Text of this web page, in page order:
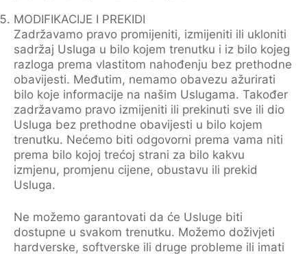
MODIFIKACIJE I PREKIDI
Zadržavamo pravo promijeniti, izmijeniti ili ukloniti
sadržaj Usluga u bilo kojem trenutku i iz bilo kojeg
razloga prema vlastitom nahođenju bez prethodne
obavijesti. Međutim, nemamo obavezu ažurirati
bilo koje informacije na našim Uslugama. Također
zadržavamo pravo izmijeniti ili prekinuti sve ili dio
Usluga bez prethodne obavijesti u bilo kojem
trenutku. Nećemo biti odgovorni prema vama niti
prema bilo kojoj trećoj strani za bilo kakvu
izmjenu, promjenu cijene, obustavu ili prekid
Usluga.
Ne možemo garantovati da će Usluge biti
dostupne u svakom trenutku. Možemo doživjeti
hardverske, softverske ili druge probleme ili imati